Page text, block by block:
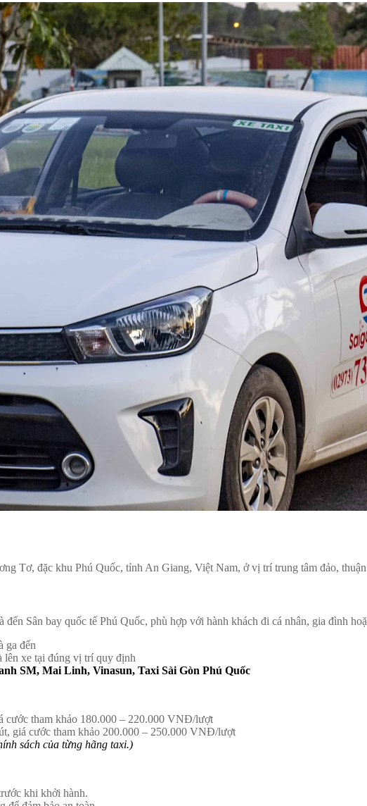
Tơ, đặc khu Phú Quốc, tỉnh An Giang, Việt Nam, ở vị trí trung tâm đảo,
Sân bay quốc tế Phú Quốc, phù hợp với hành khách đi cá nhân, gia đình
ga đến
lên xe tại đúng vị trí quy định
SM, Mai Linh, Vinasun, Taxi Sài Gòn Phú Quốc
cước tham khảo 180.000 – 220.000 VNĐ/lượt
giá cước tham khảo 200.000 – 250.000 VNĐ/lượt
sách của từng hãng taxi.)
khi khởi hành.